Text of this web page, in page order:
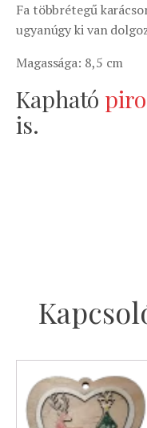
Fa többrétegű
ugyanúgy ki van
Magassága: 8,5 cm
Kapható
is.